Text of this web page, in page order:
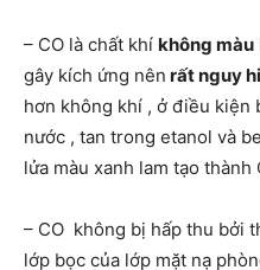
– CO là chất khí không màu
gây kích ứng nên rất nguy
hơn không khí , ở điều
nước , tan trong etanol và
lửa màu xanh lam tạo thành
– CO không bị hấp thu bởi
lớp bọc của lớp mặt nạ